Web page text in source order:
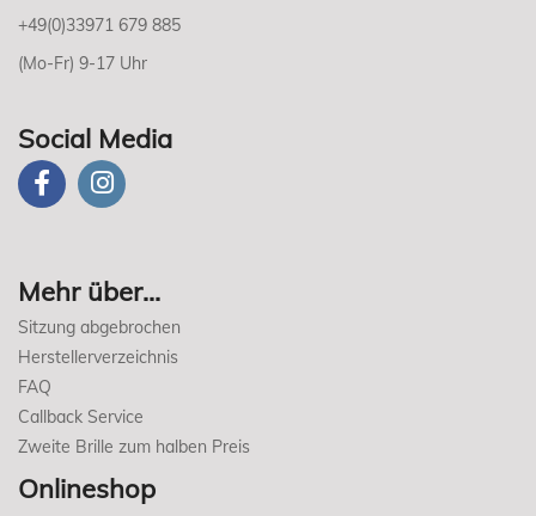
+49(0)33971 679 885
(Mo-Fr) 9-17 Uhr
Social Media
Mehr über...
Sitzung abgebrochen
Herstellerverzeichnis
FAQ
Callback Service
Zweite Brille zum halben Preis
Onlineshop